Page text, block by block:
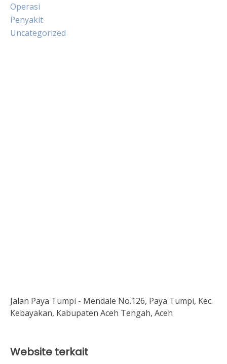
Operasi
Penyakit
Uncategorized
Jalan Paya Tumpi - Mendale No.126, Paya Tumpi, Kec.
Kebayakan, Kabupaten Aceh Tengah, Aceh
Website terkait